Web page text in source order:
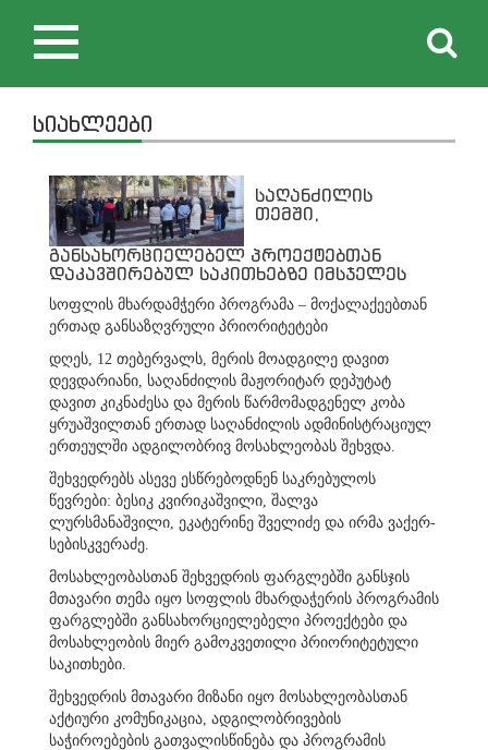
Toggle
navigation
სიახლეები
საღანძილის
თემში,
განსახორციელებელ პროექტებთან
დაკავშირებულ საკითხებზე იმსჯელეს
სოფლის მხარდამჭერი პროგრამა – მოქალაქეებთან
ერთად განსაზღვრული პრიორიტეტები
დღეს, 12 თებერვალს, მერის მოადგილე დავით
დევდარიანი, საღანძილის მაჟორიტარ დეპუტატ
დავით კიკნაძესა და მერის წარმომადგენელ კობა
ყრუაშვილთან ერთად საღანძილის ადმინისტრაციულ
ერთეულში ადგილობრივ მოსახლეობას შეხვდა.
შეხვედრებს ასევე ესწრებოდნენ საკრებულოს
წევრები: ბესიკ კვირიკაშვილი, შალვა
ლურსმანაშვილი, ეკატერინე შველიძე და ირმა ვაქერ-
სებისკვერაძე.
მოსახლეობასთან შეხვედრის ფარგლებში განსჯის
მთავარი თემა იყო სოფლის მხარდაჭერის პროგრამის
ფარგლებში განსახორციელებელი პროექტები და
მოსახლეობის მიერ გამოკვეთილი პრიორიტეტული
საკითხები.
შეხვედრის მთავარი მიზანი იყო მოსახლეობასთან
აქტიური კომუნიკაცია, ადგილობრივების
საჭიროებების გათვალისწინება და პროგრამის